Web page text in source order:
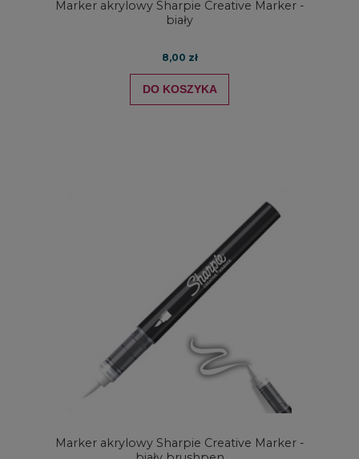
Marker akrylowy Sharpie Creative Marker -
biały
8,00 zł
DO KOSZYKA
Marker akrylowy Sharpie Creative Marker -